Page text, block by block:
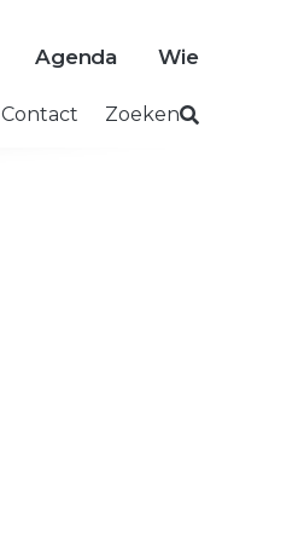
Agenda Wie
Contact Zoeken